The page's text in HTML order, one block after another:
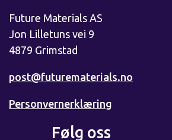
Future Materials AS
Jon Lilletuns vei 9
4879 Grimstad
post@futurematerials.no
Personvernerklæring
Følg oss